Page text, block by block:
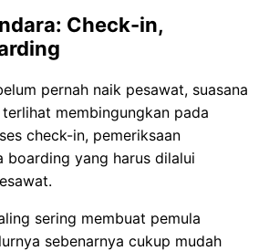
Check-in,
pernah naik pesawat, suasana
membingungkan pada
check-in, pemeriksaan
boarding yang harus dilalui
sering membuat pemula
sebenarnya cukup mudah